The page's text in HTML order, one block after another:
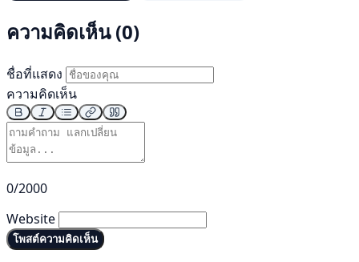
ความคิดเห็น (0)
ชื่อที่แสดง
ความคิดเห็น
0/2000
Website
โพสต์ความคิดเห็น